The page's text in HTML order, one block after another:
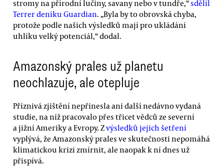
stromy na přírodní lučiny, savany nebo v tundře,“sdělil
Terrer deníku Guardian. „Byla by to obrovská chyba,
protože podle našich výsledků mají pro ukládání
uhlíku velký potenciál,“ dodal.
Amazonský prales už planetu
neochlazuje, ale otepluje
Příznivá zjištění nepřinesla ani další nedávno vydaná
studie, na níž pracovalo přes třicet vědců ze severní
a jižní Ameriky a Evropy. Zvýsledků jejich šetření
vyplývá, že Amazonský prales ve skutečnosti nepomáhá
klimatickou krizi zmírnit, ale naopak k ní dnes už
přispívá.